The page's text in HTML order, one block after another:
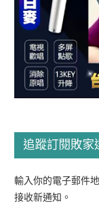
追蹤訂閱敗家
輸入你的電子郵件
接收新通知。